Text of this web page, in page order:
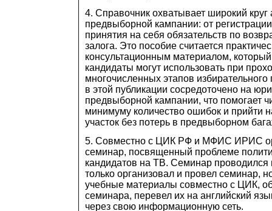
4. Справочник охватывает широкий круг
предвыборной кампании: от
принятия на себя обязательств по
залога. Это пособие считается
консультационным материалом,
кандидаты могут использовать при
многочисленных этапов
в этой публикации сосредоточено на
предвыборной кампании, что помогает
минимуму количество ошибок и прийти
участок без потерь в предвыборном
5. Совместно с ЦИК РФ и МФИС ИРИС
семинар, посвященный проблеме
кандидатов на ТВ. Семинар
только организовал и провел семинар,
учебные материалы совместно с ЦИК,
семинара, перевел их на английский
через свою информационную сеть.